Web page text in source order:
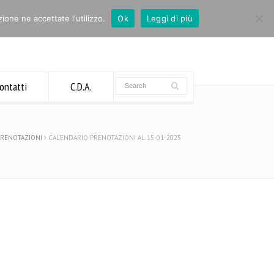
C.D.A.
CALENDARIO PRENOTAZIONI AL 15-01-2025
ne accettate l'utilizzo. Ok Leggi di più